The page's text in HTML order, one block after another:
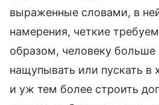
выраженные словами, в
намерения, четкие
образом, человеку больше
нащупывать или пускать в
и уж тем более строить